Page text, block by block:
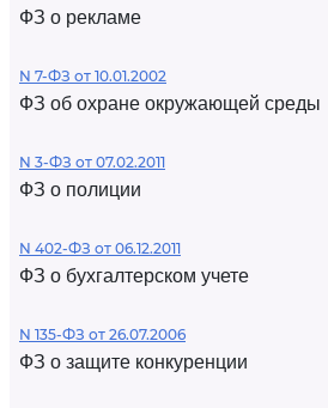
ФЗ о рекламе
N 7-ФЗ от 10.01.2002
ФЗ об охране окружающей среды
N 3-ФЗ от 07.02.2011
ФЗ о полиции
N 402-ФЗ от 06.12.2011
ФЗ о бухгалтерском учете
N 135-ФЗ от 26.07.2006
ФЗ о защите конкуренции